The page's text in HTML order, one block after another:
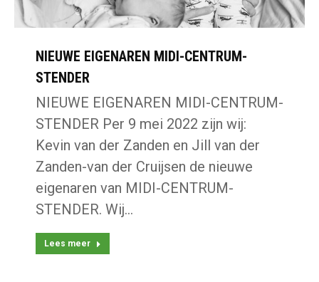
NIEUWE EIGENAREN MIDI-CENTRUM-
STENDER
NIEUWE EIGENAREN MIDI-CENTRUM-
STENDER Per 9 mei 2022 zijn wij:
Kevin van der Zanden en Jill van der
Zanden-van der Cruijsen de nieuwe
eigenaren van MIDI-CENTRUM-
STENDER. Wij…
Lees meer